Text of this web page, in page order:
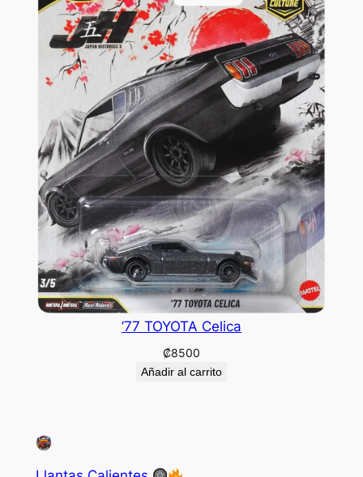
’77 TOYOTA Celica
₡8500
Añadir al carrito